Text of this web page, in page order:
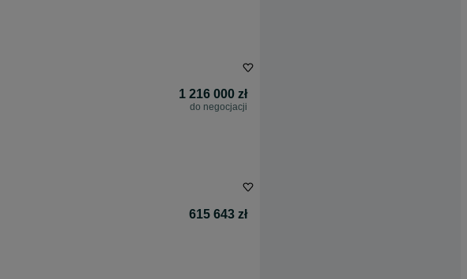
1 216 000 zł
do negocjacji
615 643 zł